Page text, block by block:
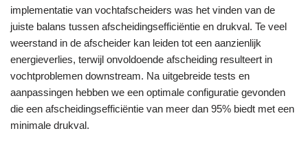
implementatie van vochtafscheiders was het vinden van de
juiste balans tussen afscheidingsefficiëntie en drukval. Te veel
weerstand in de afscheider kan leiden tot een aanzienlijk
energieverlies, terwijl onvoldoende afscheiding resulteert in
vochtproblemen downstream. Na uitgebreide tests en
aanpassingen hebben we een optimale configuratie gevonden
die een afscheidingsefficiëntie van meer dan 95% biedt met een
minimale drukval.